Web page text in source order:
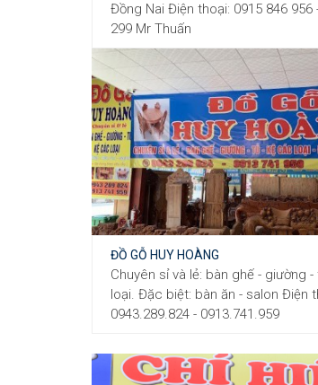
Đồng Nai Điện thoại: 0915 846 956
299 Mr Thuấn
ĐỒ GỖ HUY HOÀNG
Chuyên sỉ và lẻ: bàn ghế - giường
loại. Đặc biệt: bàn ăn - salon Điện
0943.289.824 - 0913.741.959